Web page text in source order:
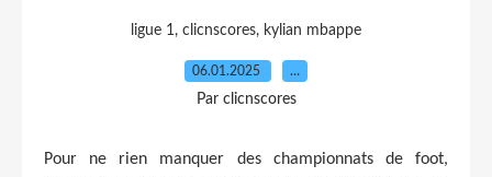
ligue 1, clicnscores, kylian mbappe
06.01.2025 …
Par clicnscores
Pour ne rien manquer des championnats de foot,